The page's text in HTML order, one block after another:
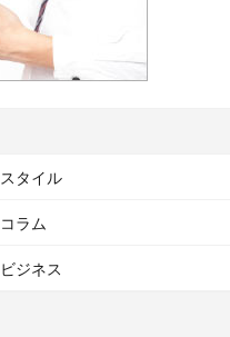
スタイル
コラム
ビジネス